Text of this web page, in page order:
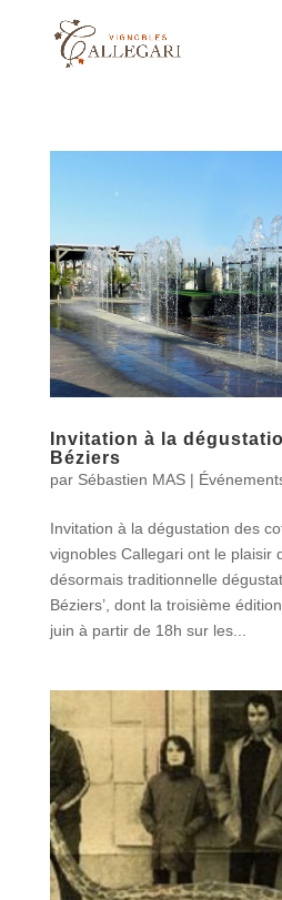
Invitation à la
Béziers
par Sébastien MAS|
Invitation à la dégustation des
vignobles Callegari ont le plaisir
désormais traditionnelle
Béziers’, dont la troisième
juin à partir de 18h sur les...